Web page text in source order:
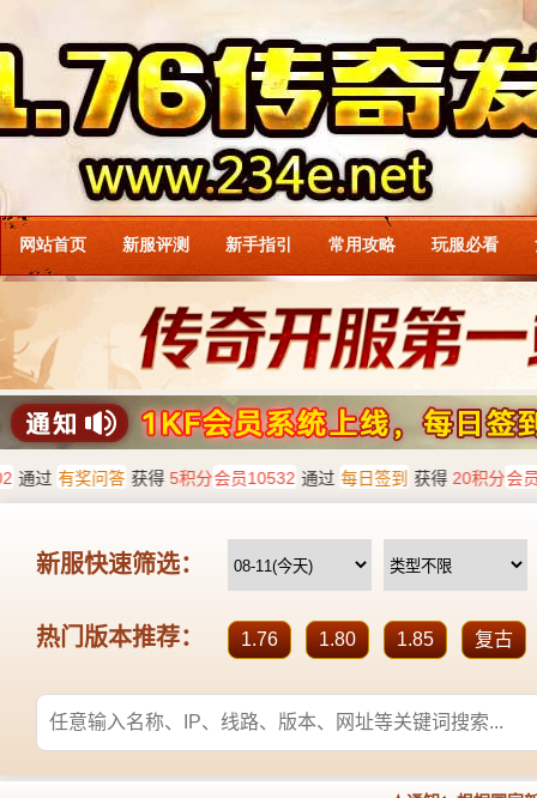
网站首页 新服评测 新手指引 常用攻略 玩服必看